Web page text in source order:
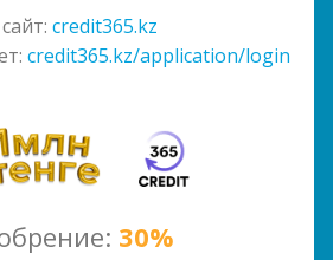
credit365.kz
credit365.kz/application/login
30%